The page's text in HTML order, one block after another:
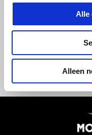
Alle
Alleen
MG